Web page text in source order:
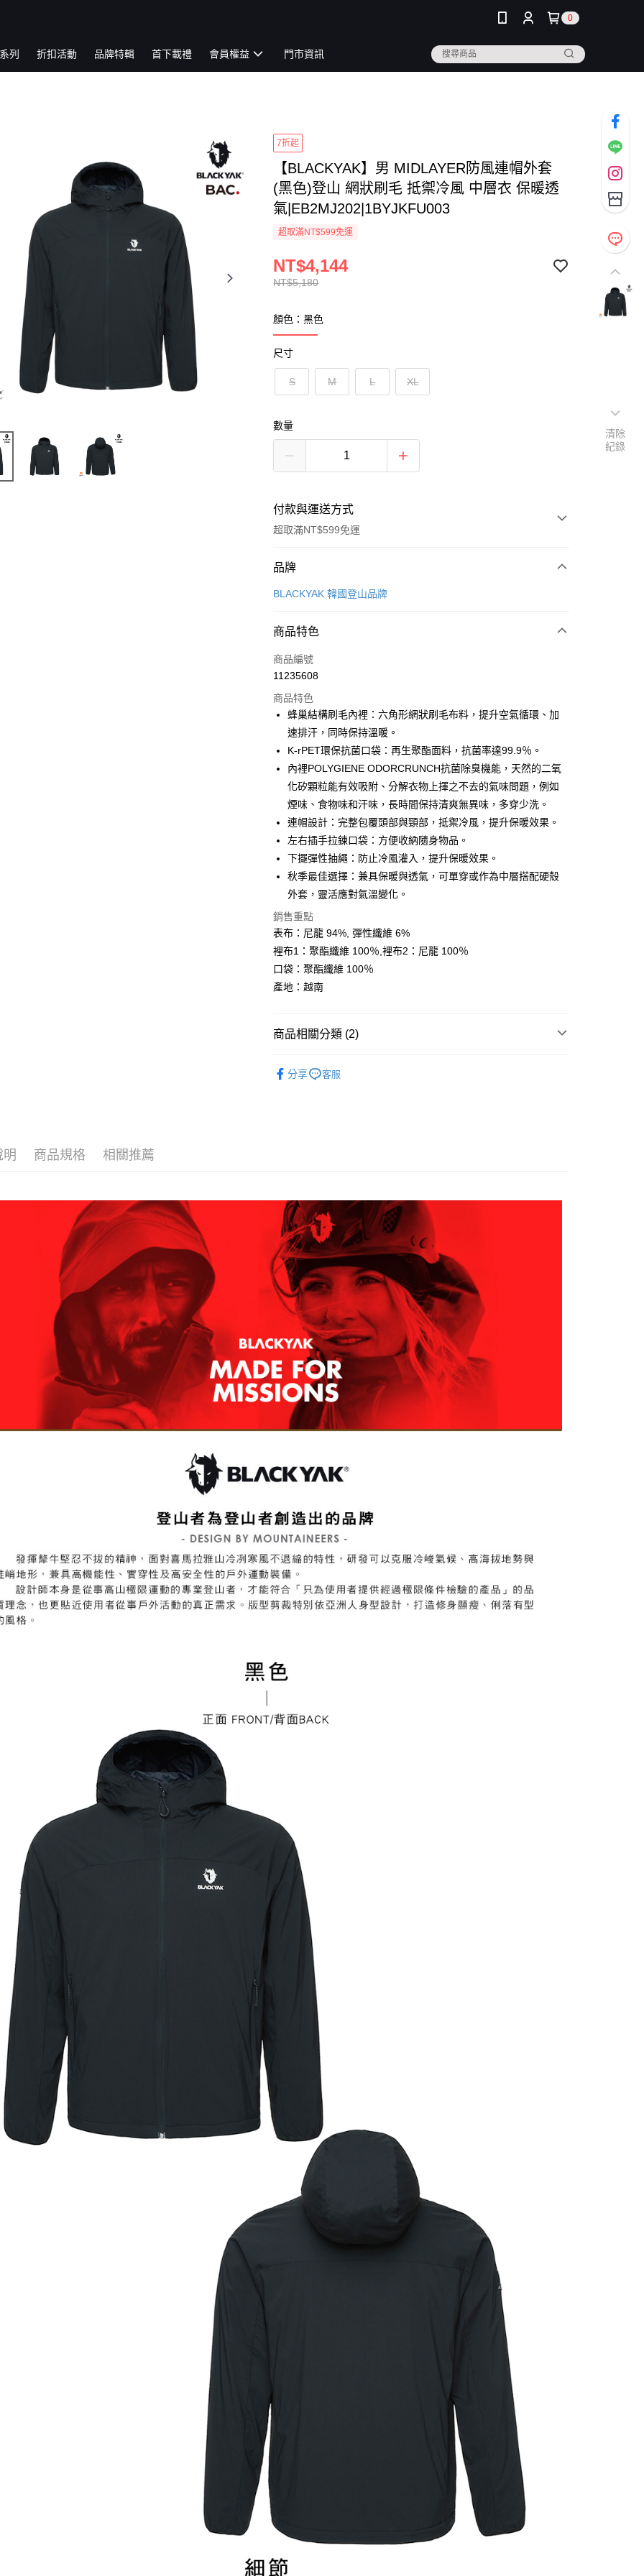
0
列 折扣活動 品牌特輯 首下載禮 會員權益 門市資訊
7折起
【BLACKYAK】男 MIDLAYER防風連帽外套
(黑色)登山 網狀刷毛 抵禦冷風 中層衣 保暖透
氣|EB2MJ202|1BYJKFU003
超取滿NT$599免運
NT$5,180
NT$4,144
顏色：黑色
尺寸
S M L XL
數量
付款與運送方式
超取滿NT$599免運
付款方式
信用卡一次付款
Apple Pay
街口支付
悠遊付
Google Pay
全盈+PAY
AFTEE先享後付
相關說明
【關於「AFTEE先享後付」】
便利好安心！
１．簡單：不需註冊會員、不需綁卡、不需儲值。
２．便利：只要手機號碼，簡訊認證，即可結帳。
３．安心：先確認商品／服務後，再付款。
【「AFTEE先享後付」結帳流程】
１．於結帳方式選擇「AFTEE先享後付」後，將跳轉至「AFTEE先享後
付」結帳頁面，進行簡訊認證並確認金額後，即可完成結帳。
２．訂單成立數日內，您將收到繳費通知簡訊。
／ATM／網路銀行／等多元方式進行付款，方視為交易完成。
先享後付繳納相關費用。
付客戶支援中心」
任。
４．使用「AFTEE先享後付」時，將依據個別帳號之用戶狀況，依本公司
即時審查核予不同之上限額度；若仍有額度不足之情形，本公司將視審查
結果請求用戶進行身份認證。
５．嚴禁一人註冊多個帳號或使用他人資訊註冊。若發現惡意使用之情
形，恩沛科技股份有限公司將有權停止該用戶之使用額度並採取法律行
動。
ATM付款
運送方式
全家取貨付款
每筆NT$60，滿NT$599(含以上)免運費
付款後全家取貨
每筆NT$60，滿NT$599(含以上)免運費
每筆NT$60，滿NT$799(含以上)免運費
每筆NT$60，滿NT$799(含以上)免運費
每筆NT$70，滿NT$799(含以上)免運費
品牌
BLACKYAK 韓國登山品牌
商品特色
商品編號
11235608
商品特色
蜂巢結構刷毛內裡：六角形網狀刷毛布料，提升空氣循環、加
速排汗，同時保持溫暖。
K-rPET環保抗菌口袋：再生聚酯面料，抗菌率達99.9％。
內裡POLYGIENE ODORCRUNCH抗菌除臭機能，天然的二氧
化矽顆粒能有效吸附、分解衣物上揮之不去的氣味問題，例如
煙味、食物味和汗味，長時間保持清爽無異味，多穿少洗。
連帽設計：完整包覆頭部與頸部，抵禦冷風，提升保暖效果。
左右插手拉鍊口袋：方便收納隨身物品。
下擺彈性抽繩：防止冷風灌入，提升保暖效果。
秋季最佳選擇：兼具保暖與透氣，可單穿或作為中層搭配硬殼
外套，靈活應對氣溫變化。
銷售重點
表布：尼龍 94%, 彈性纖維 6%
裡布1：聚酯纖維 100％,裡布2：尼龍 100％
口袋：聚酯纖維 100％
產地：越南
商品相關分類 (2)
分享 客服
明 商品規格 相關推薦
清除
紀錄